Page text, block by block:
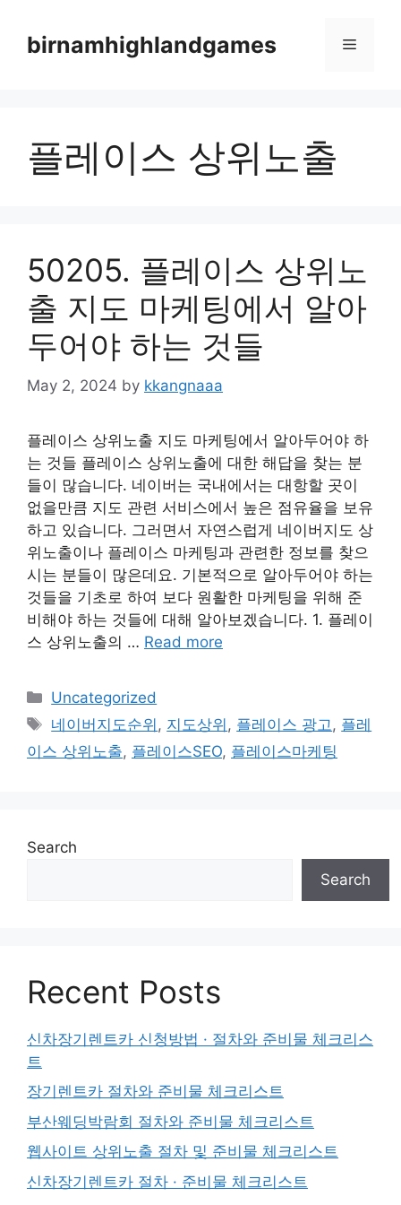
contentbirnamhighlandgames Menu
플레이스 상위노출
50205. 플레이스 상위노
출 지도 마케팅에서 알아
두어야 하는 것들
May 2, 2024 by kkangnaaa
플레이스 상위노출 지도 마케팅에서 알아두어야 하
는 것들 플레이스 상위노출에 대한 해답을 찾는 분
들이 많습니다. 네이버는 국내에서는 대항할 곳이
없을만큼 지도 관련 서비스에서 높은 점유율을 보유
하고 있습니다. 그러면서 자연스럽게 네이버지도 상
위노출이나 플레이스 마케팅과 관련한 정보를 찾으
시는 분들이 많은데요. 기본적으로 알아두어야 하는
것들을 기초로 하여 보다 원활한 마케팅을 위해 준
비해야 하는 것들에 대해 알아보겠습니다. 1. 플레이
스 상위노출의 … Read more
Categories
Uncategorized
Tags
네이버지도순위 , 지도상위 , 플레이스 광고 , 플레
이스 상위노출, 플레이스SEO, 플레이스마케팅
Search
Search
Recent Posts
신차장기렌트카 신청방법 · 절차와 준비물 체크리스
트
장기렌트카 절차와 준비물 체크리스트
부산웨딩박람회 절차와 준비물 체크리스트
웹사이트 상위노출 절차 및 준비물 체크리스트
신차장기렌트카 절차 · 준비물 체크리스트